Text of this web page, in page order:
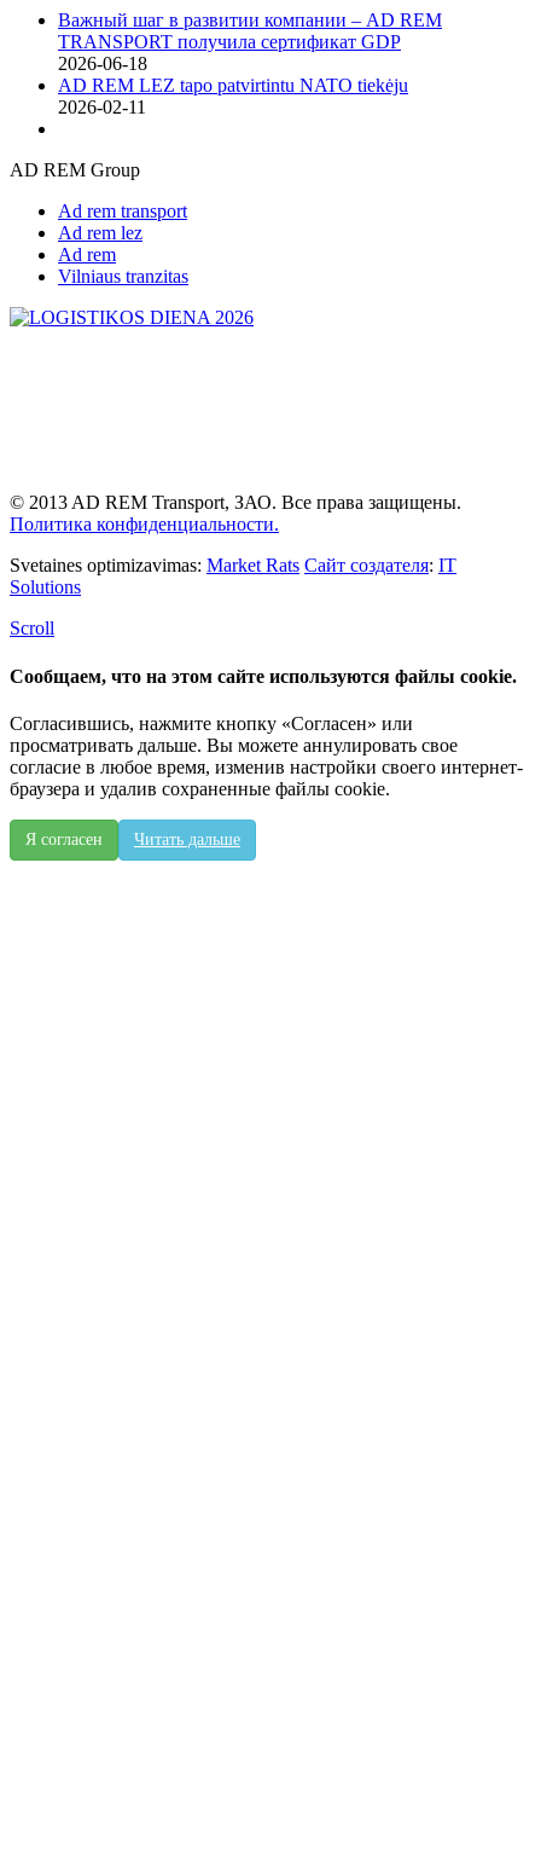
Важный шаг в развитии компании – AD REM
TRANSPORT получила сертификат GDP
2026-06-18
AD REM LEZ tapo patvirtintu NATO tiekėju
2026-02-11
AD REM Group
Ad rem transport
Ad rem lez
Ad rem
Vilniaus tranzitas
© 2013 AD REM Transport, ЗАО. Все права защищены.
Политика конфиденциальности.
Svetaines optimizavimas: Market Rats Сайт создателя: IT
Solutions
Scroll
Сообщаем, что на этом сайте используются файлы cookie.
Согласившись, нажмите кнопку «Согласен» или
просматривать дальше. Вы можете аннулировать свое
согласие в любое время, изменив настройки своего интернет-
браузера и удалив сохраненные файлы cookie.
Я согласен Читать дальше